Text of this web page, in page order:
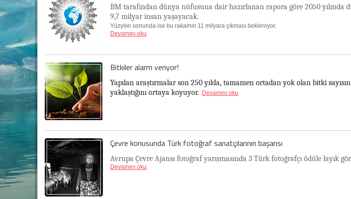
BM tarafından dünya nüfusuna dair hazırlanan rapora göre 2050 yılında
9,7 milyar insan yaşayacak.
Yüzyılın sonunda ise bu rakamın 11 milyara çıkması bekleniyor.
Devamını oku
Bitkiler alarm veriyor!
Yapılan araştırmalar son 250 yılda, tamamen ortadan yok olan bitki
yaklaştığını ortaya koyuyor.
Devamını oku
Çevre konusunda Türk fotoğraf sanatçılarının başarısı
Avrupa Çevre Ajansı fotoğraf yarışmasında 3 Türk fotoğrafçı ödüle layık
Devamını oku